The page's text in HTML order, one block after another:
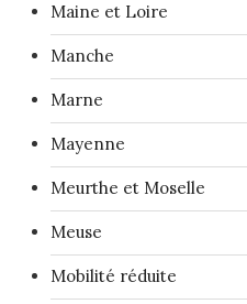
Maine et Loire
Manche
Marne
Mayenne
Meurthe et Moselle
Meuse
Mobilité réduite